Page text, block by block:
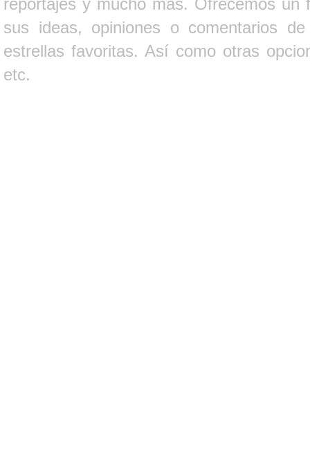
sus ideas, opiniones o comentarios
estrellas favoritas. Así como otras
etc.